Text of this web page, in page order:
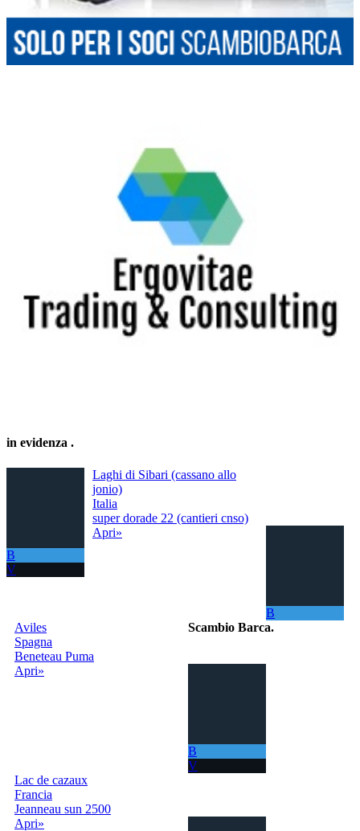
in evidenza .
B
V
Laghi di Sibari (cassano allo
jonio)
Italia
super dorade 22 (cantieri cnso)
Apri»
B
Aviles
Spagna
Beneteau Puma
Apri»
B
V
Lac de cazaux
Francia
Jeanneau sun 2500
Apri»
Scambio Barca.